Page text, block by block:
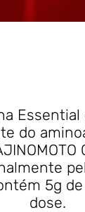
do
5g
dose.